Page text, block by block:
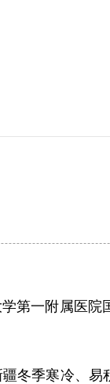
第一附属医院
冬季寒冷、易